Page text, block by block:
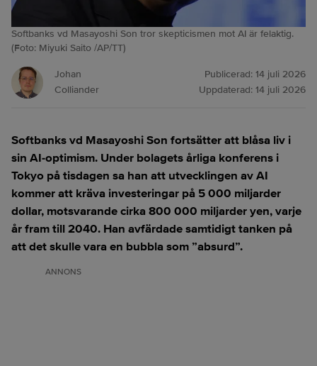
Softbanks vd Masayoshi Son tror skepticismen mot AI är felaktig.
(Foto: Miyuki Saito /AP/TT)
Johan
Colliander
Publicerad: 14 juli 2026
Uppdaterad: 14 juli 2026
Softbanks vd Masayoshi Son fortsätter att blåsa liv i
sin AI-optimism. Under bolagets årliga konferens i
Tokyo på tisdagen sa han att utvecklingen av AI
kommer att kräva investeringar på 5 000 miljarder
dollar, motsvarande cirka 800 000 miljarder yen, varje
år fram till 2040. Han avfärdade samtidigt tanken på
att det skulle vara en bubbla som ”absurd”.
ANNONS